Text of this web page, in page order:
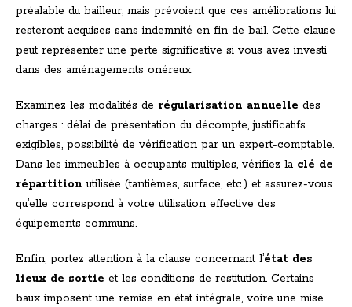
préalable du bailleur, mais prévoient que ces améliorations lui
resteront acquises sans indemnité en fin de bail. Cette clause
peut représenter une perte significative si vous avez investi
dans des aménagements onéreux.
Examinez les modalités de régularisation annuelle des
charges : délai de présentation du décompte, justificatifs
exigibles, possibilité de vérification par un expert-comptable.
Dans les immeubles à occupants multiples, vérifiez la clé de
répartition utilisée (tantièmes, surface, etc.) et assurez-vous
qu’elle correspond à votre utilisation effective des
équipements communs.
Enfin, portez attention à la clause concernant l’état des
lieux de sortie et les conditions de restitution. Certains
baux imposent une remise en état intégrale, voire une mise